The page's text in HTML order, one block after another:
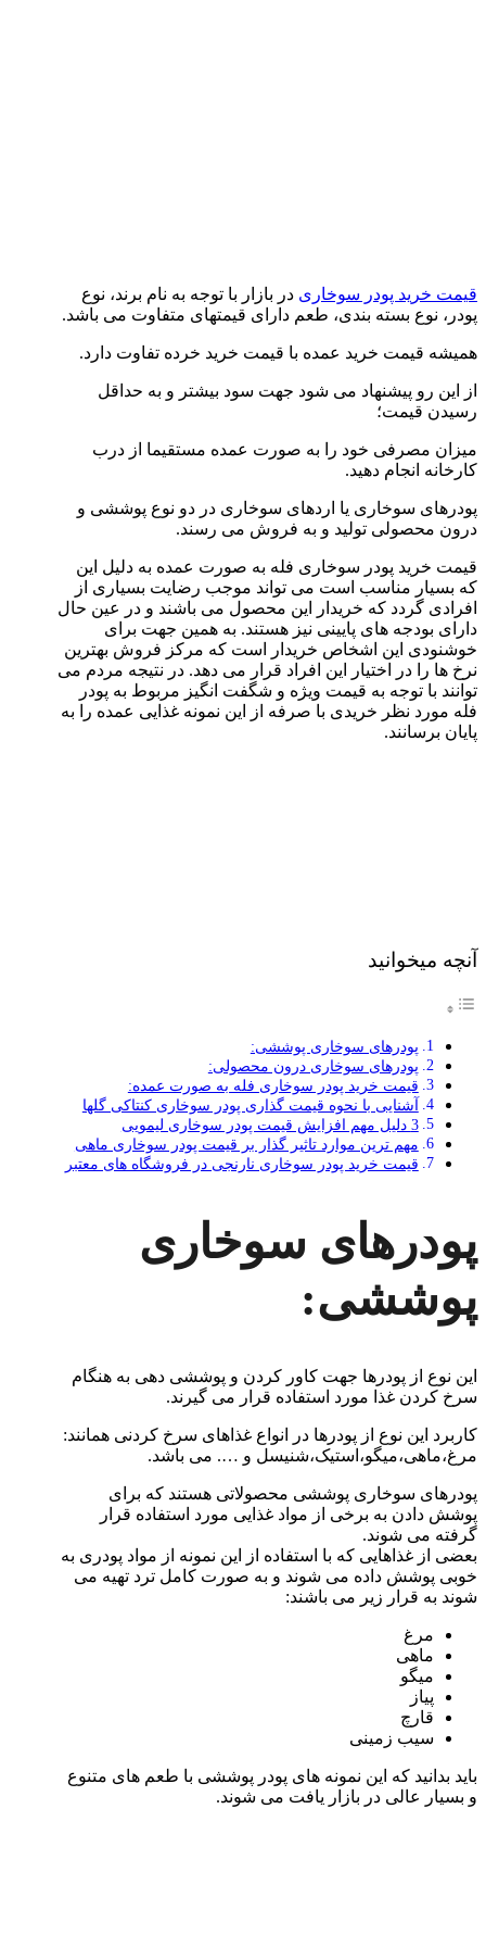
قیمت خرید پودر سوخاری در بازار با توجه به نام برند، نوع
پودر، نوع بسته بندی، طعم دارای قیمتهای متفاوت می باشد.
همیشه قیمت خرید عمده با قیمت خرید خرده تفاوت دارد.
از این رو پیشنهاد می شود جهت سود بیشتر و به حداقل
رسیدن قیمت؛
میزان مصرفی خود را به صورت عمده مستقیما از درب
کارخانه انجام دهید.
پودرهای سوخاری یا اردهای سوخاری در دو نوع پوششی و
درون محصولی تولید و به فروش می رسند.
قیمت خرید پودر سوخاری فله به صورت عمده به دلیل این
که بسیار مناسب است می تواند موجب رضایت بسیاری از
افرادی گردد که خریدار این محصول می باشند و در عین حال
دارای بودجه های پایینی نیز هستند. به همین جهت برای
خوشنودی این اشخاص خریدار است که مرکز فروش بهترین
نرخ ها را در اختیار این افراد قرار می دهد. در نتیجه مردم می
توانند با توجه به قیمت ویژه و شگفت انگیز مربوط به پودر
فله مورد نظر خریدی با صرفه از این نمونه غذایی عمده را به
پایان برسانند.
آنچه میخوانید
پودرهای سوخاری پوششی:
پودرهای سوخاری درون محصولی:
قیمت خرید پودر سوخاری فله به صورت عمده:
آشنایی با نحوه قیمت گذاری پودر سوخاری کنتاکی گلها
3 دلیل مهم افزایش قیمت پودر سوخاری لیمویی
مهم ترین موارد تاثیر گذار بر قیمت پودر سوخاری ماهی
قیمت خرید پودر سوخاری نارنجی در فروشگاه های معتبر
پودرهای سوخاری
پوششی:
این نوع از پودرها جهت کاور کردن و پوششی دهی به هنگام
سرخ کردن غذا مورد استفاده قرار می گیرند.
کاربرد این نوع از پودرها در انواع غذاهای سرخ کردنی همانند:
مرغ،ماهی،میگو،استیک،شنیسل و …. می باشد.
پودرهای سوخاری پوششی محصولاتی هستند که برای
پوشش دادن به برخی از مواد غذایی مورد استفاده قرار
گرفته می شوند.
بعضی از غذاهایی که با استفاده از این نمونه از مواد پودری به
خوبی پوشش داده می شوند و به صورت کامل ترد تهیه می
شوند به قرار زیر می باشند:
مرغ
ماهی
میگو
پیاز
قارچ
سیب زمینی
باید بدانید که این نمونه های پودر پوششی با طعم های متنوع
و بسیار عالی در بازار یافت می شوند.